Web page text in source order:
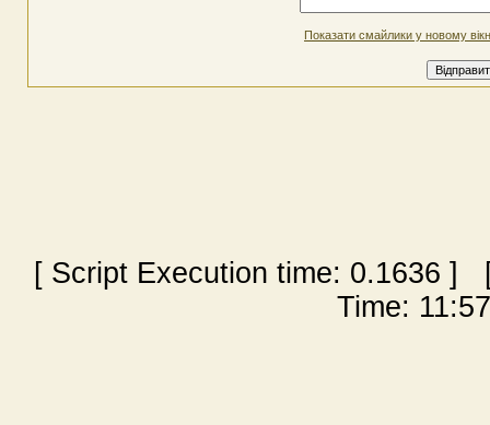
Показати смайлики у новому
[ Script Execution time: 0.1636 ] [
Time: